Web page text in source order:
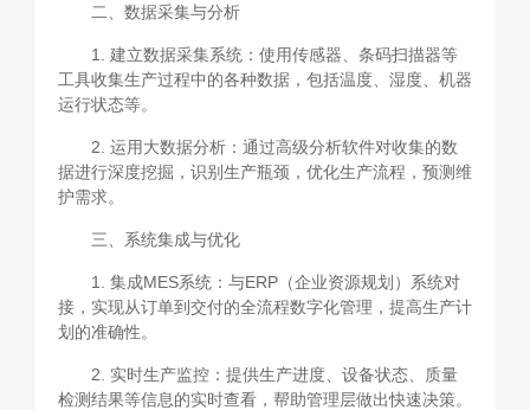
二、数据采集与分析
1. 建立数据采集系统：使用传感器、条码扫描器等
工具收集生产过程中的各种数据，包括温度、湿度、机器
运行状态等。
2. 运用大数据分析：通过高级分析软件对收集的数
据进行深度挖掘，识别生产瓶颈，优化生产流程，预测维
护需求。
三、系统集成与优化
1. 集成MES系统：与ERP（企业资源规划）系统对
接，实现从订单到交付的全流程数字化管理，提高生产计
划的准确性。
2. 实时生产监控：提供生产进度、设备状态、质量
检测结果等信息的实时查看，帮助管理层做出快速决策。